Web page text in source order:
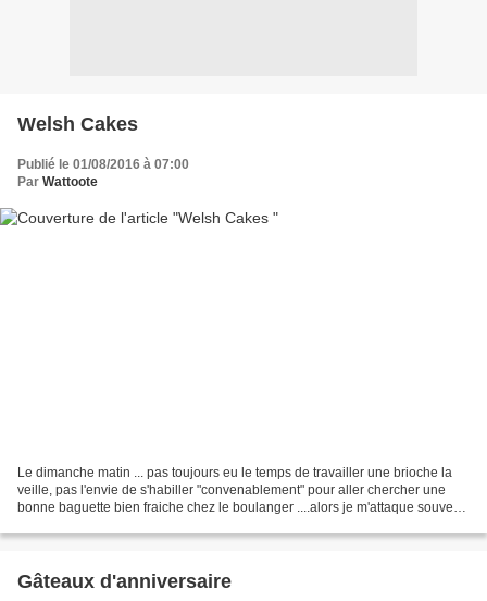
Welsh Cakes
Publié le 01/08/2016 à 07:00
Par Wattoote
Le dimanche matin ... pas toujours eu le temps de travailler une brioche la
veille, pas l'envie de s'habiller "convenablement" pour aller chercher une
bonne baguette bien fraiche chez le boulanger ....alors je m'attaque souvent
Gâteaux d'anniversaire